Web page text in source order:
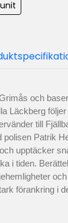
och
Läckberg
till
polisen Patrik
upptäcker
i tiden.
förankring i